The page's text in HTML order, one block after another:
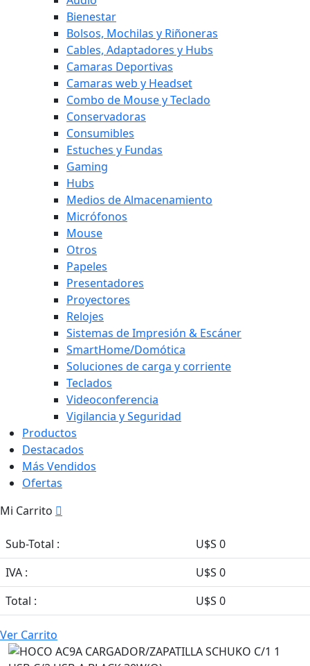
Bienestar
Bolsos, Mochilas y Riñoneras
Cables, Adaptadores y Hubs
Camaras Deportivas
Camaras web y Headset
Combo de Mouse y Teclado
Conservadoras
Consumibles
Estuches y Fundas
Gaming
Hubs
Medios de Almacenamiento
Micrófonos
Mouse
Otros
Papeles
Presentadores
Proyectores
Relojes
Sistemas de Impresión & Escáner
SmartHome/Domótica
Soluciones de carga y corriente
Teclados
Videoconferencia
Vigilancia y Seguridad
Productos
Destacados
Más Vendidos
Ofertas
Mi Carrito
Sub-Total :
U$S 0
IVA :
U$S 0
Total :
U$S 0
Ver Carrito